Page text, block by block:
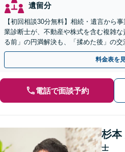
遺留分
【初回相談30分無料】相続・遺言から
業診断士が、不動産や株式を含む複雑
る前」の円満解決も、「揉めた後」の
らではの視点で伴走します。
料金表を
電話で面談予約
杉本
士